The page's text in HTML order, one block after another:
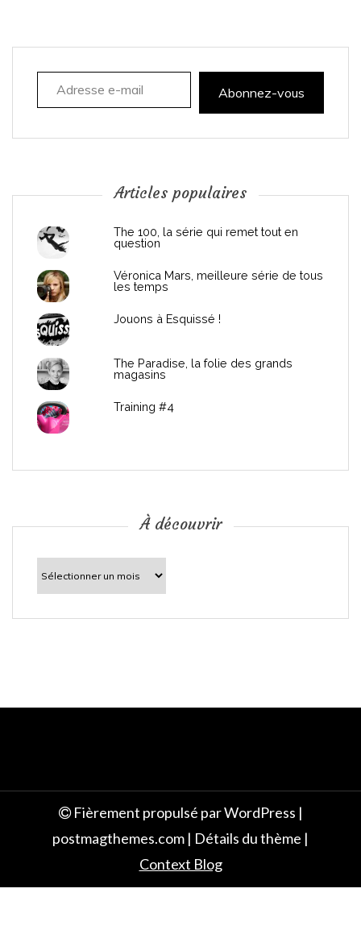
a
n
c
Adresse e-mail
Abonnez-vous
Articles populaires
The 100, la série qui remet tout en
question
Véronica Mars, meilleure série de tous
les temps
Jouons à Esquissé !
The Paradise, la folie des grands
magasins
Training #4
À découvrir
découvrir
Fièrement propulsé par WordPress |
postmagthemes.com | Détails du thème |
Context Blog